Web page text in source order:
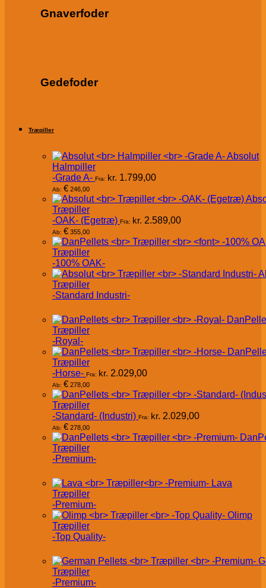
Gnaverfoder
Gedefoder
Træpiller
Absolut
Halmpiller
-Grade A- Fra: kr. 1.799,00
Ab: € 246,00
Træpiller
-OAK- (Egetræ) Fra: kr. 2.589,00
Ab: € 355,00
Træpiller
-100% OAK-
Træpiller
-Standard Industri-
Træpiller
-Royal-
Træpiller
-Horse- Fra: kr. 2.029,00
Ab: € 278,00
Træpiller
-Standard- (Industri) Fra: kr. 2.029,00
Ab: € 278,00
Træpiller
-Premium-
Lava
Træpiller
-Premium-
Olimp
Træpiller
-Top Quality-
Træpiller
-Premium-